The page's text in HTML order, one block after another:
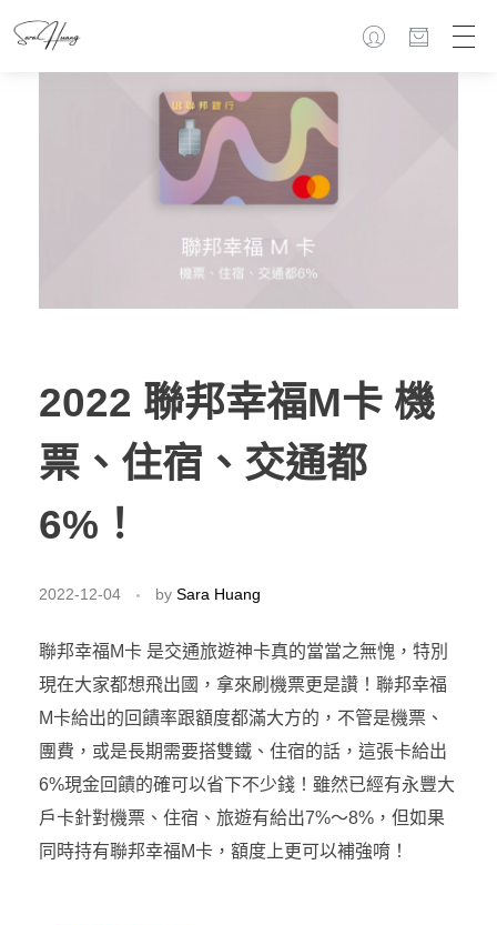
2022 聯邦幸福M卡 機
票、住宿、交通都
6%！
2022-12-04 by Sara Huang
聯邦幸福M卡 是交通旅遊神卡真的當當之無愧，特別
現在大家都想飛出國，拿來刷機票更是讚！聯邦幸福
M卡給出的回饋率跟額度都滿大方的，不管是機票、
團費，或是長期需要搭雙鐵、住宿的話，這張卡給出
6%現金回饋的確可以省下不少錢！雖然已經有永豐大
戶卡針對機票、住宿、旅遊有給出7%～8%，但如果
同時持有聯邦幸福M卡，額度上更可以補強唷！